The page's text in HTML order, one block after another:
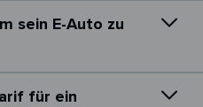
sein E-Auto zu
für ein